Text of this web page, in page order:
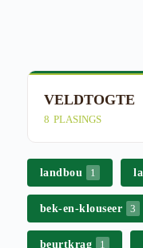
VELDTOGTE
8 PLASINGS
landbou 1
bek-en-klouseer 3
beurtkrag 1